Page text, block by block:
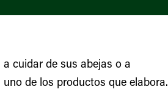
cuidar de sus abejas o a
de los productos que elabora.